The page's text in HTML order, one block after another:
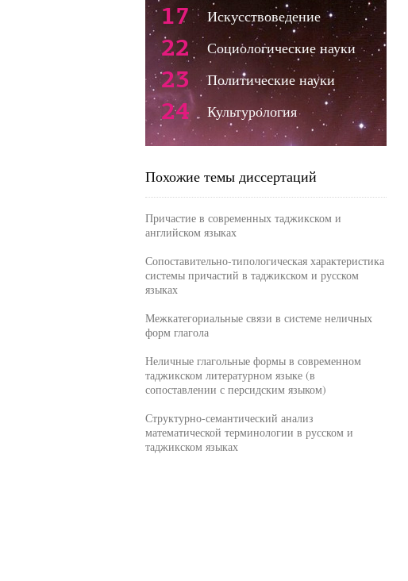
17 Искусствоведение
22 Социологические науки
23 Политические науки
24 Культурология
Похожие темы диссертаций
Причастие в современных таджикском и
английском языках
Сопоставительно-типологическая характеристика
системы причастий в таджикском и русском
языках
Межкатегориальные связи в системе неличных
форм глагола
Неличные глагольные формы в современном
таджикском литературном языке (в
сопоставлении с персидским языком)
Структурно-семантический анализ
математической терминологии в русском и
таджикском языках